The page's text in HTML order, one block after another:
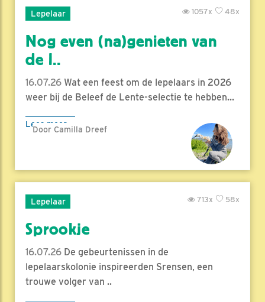
Lepelaar 48x
1057x
Nog even (na)genieten van
de l..
16.07.26 Wat een feest om de lepelaars in 2026
weer bij de Beleef de Lente-selectie te hebben...
Lees meer
Door Camilla Dreef
Lepelaar 58x
713x
Sprookje
16.07.26 De gebeurtenissen in de
lepelaarskolonie inspireerden Srensen, een
trouwe volger van ..